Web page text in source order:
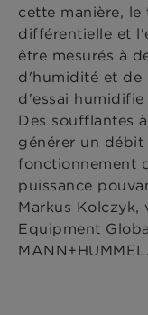
cette manière,
différentielle et
être mesurés à
d'humidité et de
d'essai
Des soufflantes
générer un
fonctionnement
puissance
Markus Kolczyk,
Equipment
MANN+HUMMEL.